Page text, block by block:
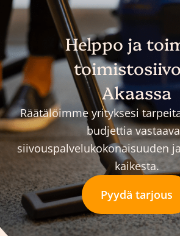
Helppo ja
Akaassa
Räätälöimme yrityksesi
budjettia
siivouspalvelukokonaisuuden
kaikesta.
Pyydä tarjous